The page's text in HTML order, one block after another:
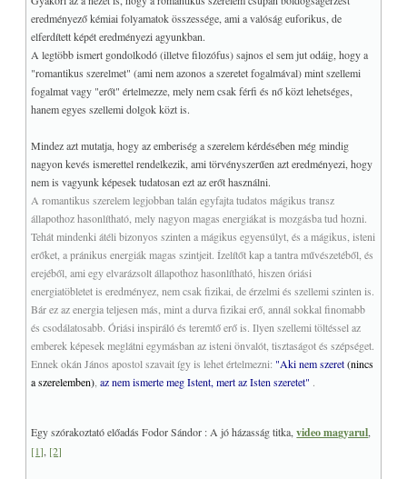
eredményező kémiai folyamatok összessége, ami a valóság euforikus, de
elferdített képét eredményezi agyunkban.
A legtöbb ismert gondolkodó (illetve filozófus) sajnos el sem jut odáig, hogy a
"romantikus szerelmet" (ami nem azonos a szeretet fogalmával) mint szellemi
fogalmat vagy "erőt" értelmezze, mely nem csak férfi és nő közt lehetséges,
hanem egyes szellemi dolgok közt is.
Mindez azt mutatja, hogy az emberiség a szerelem kérdésében még mindig
nagyon kevés ismerettel rendelkezik, ami törvényszerűen azt eredményezi, hogy
nem is vagyunk képesek tudatosan ezt az erőt használni.
A romantikus szerelem legjobban talán egyfajta tudatos mágikus transz
állapothoz hasonlítható, mely nagyon magas energiákat is mozgásba tud hozni.
Tehát mindenki átéli bizonyos szinten a mágikus egyensúlyt, és a mágikus, isteni
erőket, a pránikus energiák magas szintjeit. Ízelítőt kap a tantra művészetéből, és
erejéből, ami egy elvarázsolt állapothoz hasonlítható, hiszen óriási
energiatöbletet is eredményez, nem csak fizikai, de érzelmi és szellemi szinten is.
Bár ez az energia teljesen más, mint a durva fizikai erő, annál sokkal finomabb
és csodálatosabb. Óriási inspiráló és teremtő erő is. Ilyen szellemi töltéssel az
emberek képesek meglátni egymásban az isteni önvalót, tisztaságot és szépséget.
Ennek okán János apostol szavait így is lehet értelmezni: "Aki nem szeret (nincs
a szerelemben) az nem ismerte meg Istent, mert az Isten szeretet" .
Egy szórakoztató előadás Fodor Sándor : A jó házasság titka,video magyarul
[1] [2]